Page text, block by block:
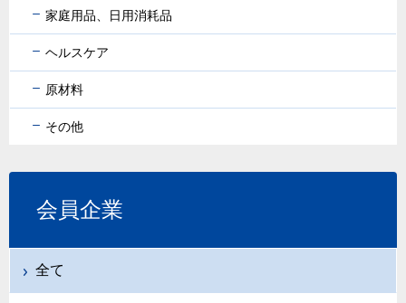
家庭用品、日用消耗品
ヘルスケア
原材料
その他
会員企業
全て